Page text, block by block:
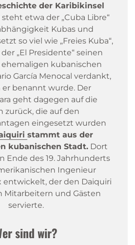
der Karibikinsel
steht etwa der „Cuba Libre“
Kubas und
so viel wie „Freies Kuba“,
„El Presidente“ seinen
kubanischen
García Menocal verdankt,
er benannt wurde. Der
geht dagegen auf die
zurück, die auf den
eingesetzt wurden
stammt aus der
kubanischen Stadt.Dort
Ende des 19. Jahrhunderts
Ingenieur
entwickelt, der den Daiquiri
Mitarbeitern und Gästen
servierte.
sind wir?